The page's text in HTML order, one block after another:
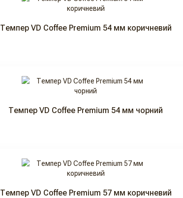
Темпер VD Coffee Premium 54 мм коричневий
Темпер VD Coffee Premium 54 мм чорний
Темпер VD Coffee Premium 57 мм коричневий